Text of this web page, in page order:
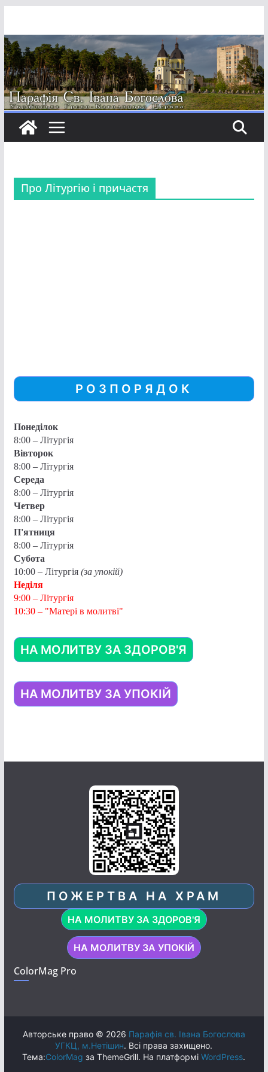
вмісту
Про Літургію і причастя
РОЗПОРЯДОК
Понеділок
8:00 – Літургія
Вівторок
8:00 – Літургія
Середа
8:00 – Літургія
Четвер
8:00 – Літургія
П'ятниця
8:00 – Літургія
Субота
10:00 – Літургія (за упокій)
Неділя
9:00 – Літургія
10:30 – "Матері в молитві"
НА МОЛИТВУ ЗА ЗДОРОВ'Я
НА МОЛИТВУ ЗА УПОКІЙ
ПОЖЕРТВА НА ХРАМ
НА МОЛИТВУ ЗА ЗДОРОВ'Я
НА МОЛИТВУ ЗА УПОКІЙ
ColorMag Pro
Авторське право © 2026 Парафія св. Івана Богослова
УГКЦ, м.Нетішин. Всі права захищено.
Тема:ColorMag за ThemeGrill. На платформіWordPress.